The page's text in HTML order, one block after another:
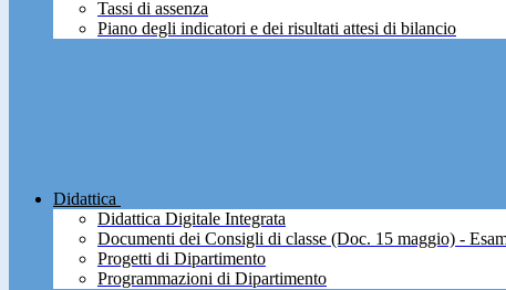
Tassi di assenza
Piano degli indicatori e dei risultati attesi di bilancio
Didattica
Didattica Digitale Integrata
Documenti dei Consigli di classe (Doc. 15 maggio) -
Progetti di Dipartimento
Programmazioni di Dipartimento